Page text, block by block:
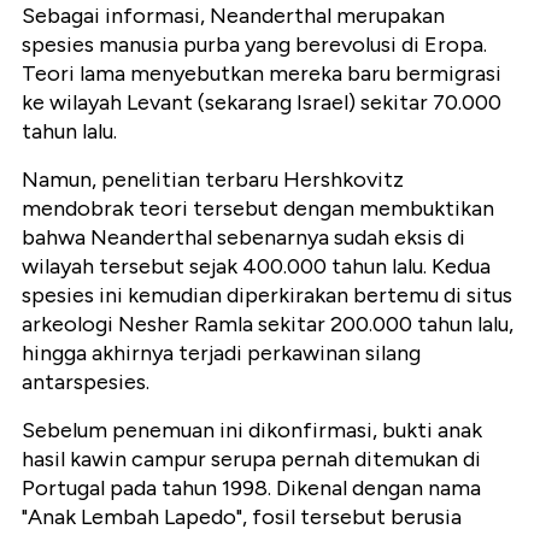
Sebagai informasi, Neanderthal merupakan
spesies manusia purba yang berevolusi di Eropa.
Teori lama menyebutkan mereka baru bermigrasi
ke wilayah Levant (sekarang Israel) sekitar 70.000
tahun lalu.
Namun, penelitian terbaru Hershkovitz
mendobrak teori tersebut dengan membuktikan
bahwa Neanderthal sebenarnya sudah eksis di
wilayah tersebut sejak 400.000 tahun lalu. Kedua
spesies ini kemudian diperkirakan bertemu di situs
arkeologi Nesher Ramla sekitar 200.000 tahun lalu,
hingga akhirnya terjadi perkawinan silang
antarspesies.
Sebelum penemuan ini dikonfirmasi, bukti anak
hasil kawin campur serupa pernah ditemukan di
Portugal pada tahun 1998. Dikenal dengan nama
"Anak Lembah Lapedo", fosil tersebut berusia